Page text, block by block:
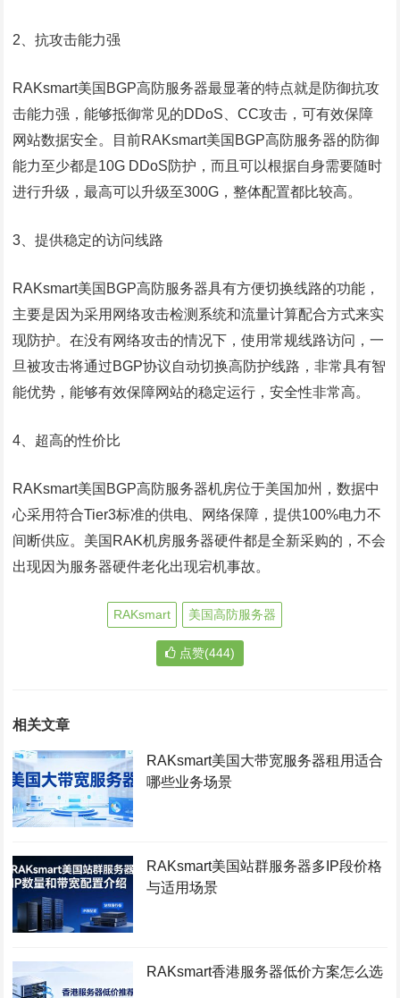
2、抗攻击能力强
RAKsmart美国BGP高防服务器最显著的特点就是防御抗攻
击能力强，能够抵御常见的DDoS、CC攻击，可有效保障
网站数据安全。目前RAKsmart美国BGP高防服务器的防御
能力至少都是10G DDoS防护，而且可以根据自身需要随时
进行升级，最高可以升级至300G，整体配置都比较高。
3、提供稳定的访问线路
RAKsmart美国BGP高防服务器具有方便切换线路的功能，
主要是因为采用网络攻击检测系统和流量计算配合方式来实
现防护。在没有网络攻击的情况下，使用常规线路访问，一
旦被攻击将通过BGP协议自动切换高防护线路，非常具有智
能优势，能够有效保障网站的稳定运行，安全性非常高。
4、超高的性价比
RAKsmart美国BGP高防服务器机房位于美国加州，数据中
心采用符合Tier3标准的供电、网络保障，提供100%电力不
间断供应。美国RAK机房服务器硬件都是全新采购的，不会
出现因为服务器硬件老化出现宕机事故。
RAKsmart 美国高防服务器
点赞(444)
相关文章
RAKsmart美国大带宽服务器租用适合
哪些业务场景
RAKsmart美国站群服务器多IP段价格
与适用场景
RAKsmart香港服务器低价方案怎么选